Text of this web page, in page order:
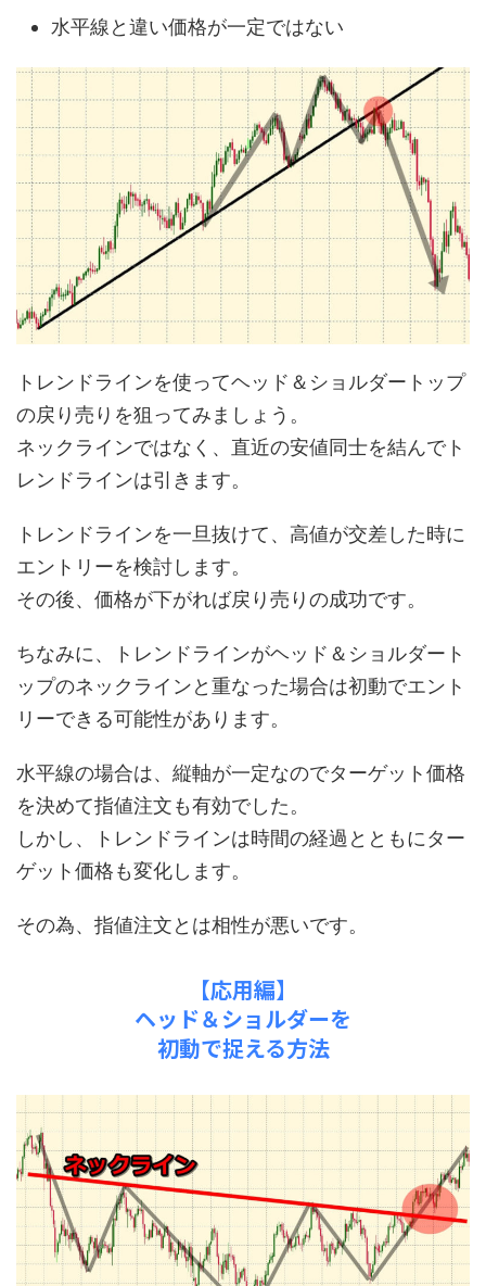
水平線と違い価格が一定ではない
トレンドラインを使ってヘッド＆ショルダートップ
の戻り売りを狙ってみましょう。
ネックラインではなく、直近の安値同士を結んでト
レンドラインは引きます。
トレンドラインを一旦抜けて、高値が交差した時に
エントリーを検討します。
その後、価格が下がれば戻り売りの成功です。
ちなみに、トレンドラインがヘッド＆ショルダート
ップのネックラインと重なった場合は初動でエント
リーできる可能性があります。
水平線の場合は、縦軸が一定なのでターゲット価格
を決めて指値注文も有効でした。
しかし、トレンドラインは時間の経過とともにター
ゲット価格も変化します。
その為、指値注文とは相性が悪いです。
【応用編】
ヘッド＆ショルダーを
初動で捉える方法